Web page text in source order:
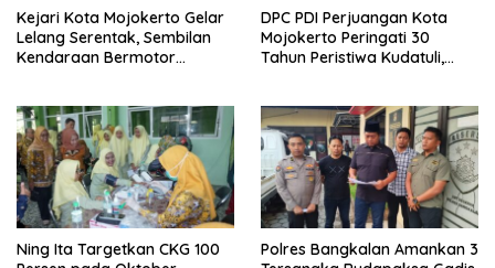
Kejari Kota Mojokerto Gelar
Lelang Serentak, Sembilan
Kendaraan Bermotor
DPC PDI Perjuangan Kota
Mojokerto Peringati 30
Tahun Peristiwa Kudatuli,
Ning Ita Targetkan CKG 100
Polres Bangkalan Amankan 3